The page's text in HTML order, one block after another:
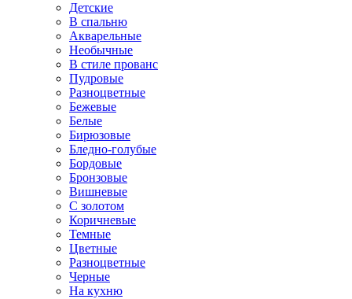
Детские
В спальню
Акварельные
Необычные
В стиле прованс
Пудровые
Разноцветные
Бежевые
Белые
Бирюзовые
Бледно-голубые
Бордовые
Бронзовые
Вишневые
С золотом
Коричневые
Темные
Цветные
Разноцветные
Черные
На кухню